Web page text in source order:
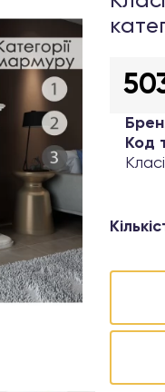
Код